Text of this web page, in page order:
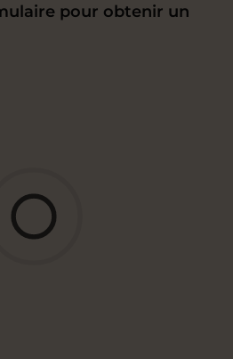
à votre
pour obtenir un